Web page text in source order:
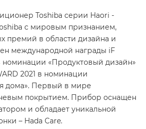
Toshiba серии Haori -
с мировым признанием,
премий в области дизайна и
международной награды iF
номинации «Продуктовый дизайн»
2021 в номинации
дома». Первый в мире
покрытием. Прибор оснащен
и обладает уникальной
– Hada Care.